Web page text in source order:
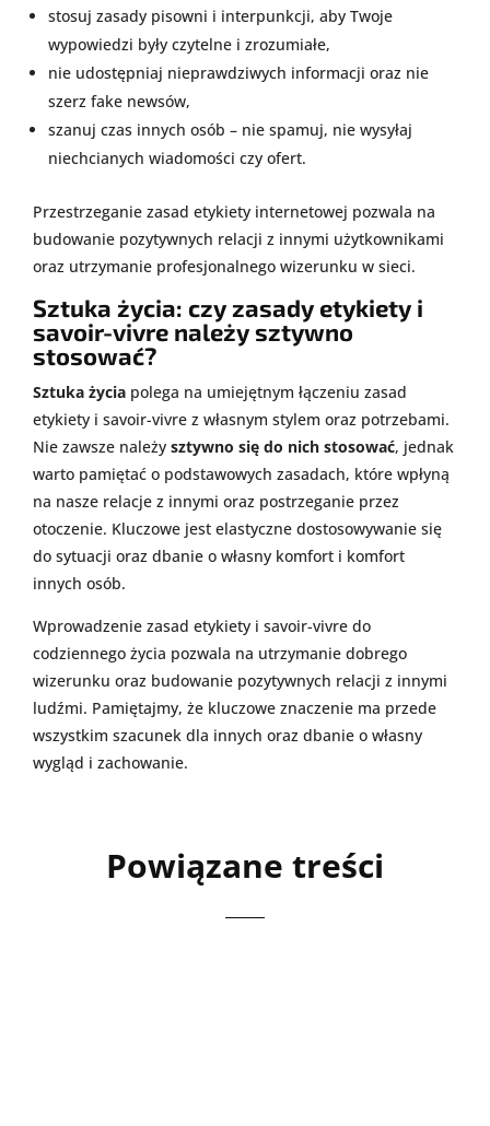
stosuj zasady pisowni i interpunkcji, aby Twoje
wypowiedzi były czytelne i zrozumiałe,
nie udostępniaj nieprawdziwych informacji oraz nie
szerz fake newsów,
szanuj czas innych osób – nie spamuj, nie wysyłaj
niechcianych wiadomości czy ofert.
Przestrzeganie zasad etykiety internetowej pozwala na
budowanie pozytywnych relacji z innymi użytkownikami
oraz utrzymanie profesjonalnego wizerunku w sieci.
Sztuka życia: czy zasady etykiety i
savoir-vivre należy sztywno
stosować?
Sztuka życia polega na umiejętnym łączeniu zasad
etykiety i savoir-vivre z własnym stylem oraz potrzebami.
Nie zawsze należy sztywno się do nich stosować, jednak
warto pamiętać o podstawowych zasadach, które wpłyną
na nasze relacje z innymi oraz postrzeganie przez
otoczenie. Kluczowe jest elastyczne dostosowywanie się
do sytuacji oraz dbanie o własny komfort i komfort
innych osób.
Wprowadzenie zasad etykiety i savoir-vivre do
codziennego życia pozwala na utrzymanie dobrego
wizerunku oraz budowanie pozytywnych relacji z innymi
ludźmi. Pamiętajmy, że kluczowe znaczenie ma przede
wszystkim szacunek dla innych oraz dbanie o własny
wygląd i zachowanie.
Powiązane treści